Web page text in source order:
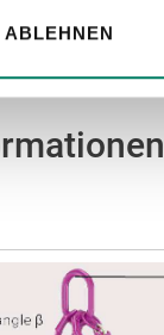
ABLEHNEN